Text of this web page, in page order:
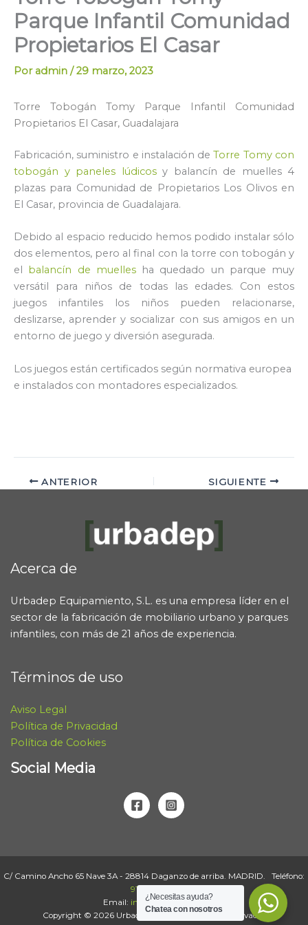
Parque Infantil Comunidad
Propietarios El Casar
Por admin /29 marzo, 2023
Torre Tobogán Tomy Parque Infantil Comunidad
Propietarios El Casar, Guadalajara
Fabricación, suministro e instalación deTorre Tomy con
tobogán y paneles lúdicosy balancín de muelles 4
plazas para Comunidad de Propietarios Los Olivos en
El Casar, provincia de Guadalajara.
Debido al espacio reducido hemos podido instalar sólo
dos elementos, pero al final con la torre con tobogán y
el
balancín de muellesha quedado un parque muy
versátil para niños de todas las edades. Con estos
juegos infantiles los niños pueden relacionarse,
deslizarse, aprender y socializar con sus amigos en un
entorno de juego y diversión asegurada.
Los juegos están certificados según normativa europea
e instalados con montadores especializados.
ANTERIOR SIGUIENTE
Acerca de
Urbadep Equipamiento, S.L. es una empresa líder en el
sector de la fabricación de mobiliario urbano y parques
infantiles, con más de 21 años de experiencia.
Términos de uso
Aviso Legal
Política de Privacidad
Política de Cookies
Social Media
C/ Camino Ancho 65 Nave 3A - 28814 Daganzo de arriba. MADRID. Teléfono:
918 867 875
Email: info@urbadep.com
Copyright © 2026 Urbadep | Todos los derechos reservados
¿Necesitas ayuda?
Chatea con nosotros